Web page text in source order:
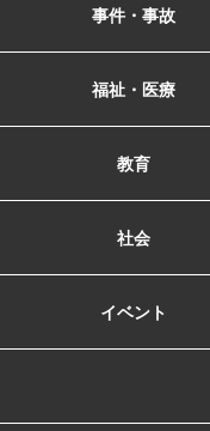
事件・事故
福祉・医療
教育
社会
イベント